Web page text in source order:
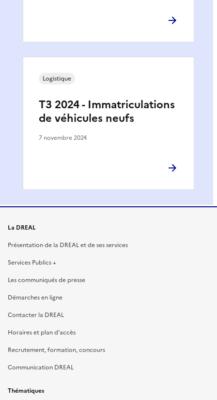
T3 2024 - Immatriculations
de véhicules neufs
Logistique
7 novembre 2024
La DREAL
Présentation de la DREAL et de ses services
Services Publics +
Les communiqués de presse
Démarches en ligne
Contacter la DREAL
Horaires et plan d’accès
Recrutement, formation, concours
Communication DREAL
Thématiques